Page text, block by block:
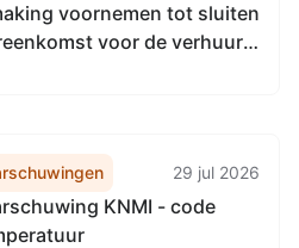
voornemen tot sluiten
voor de verhuur
Sociale Voedseltuinen
29 jul 2026
KNMI - code